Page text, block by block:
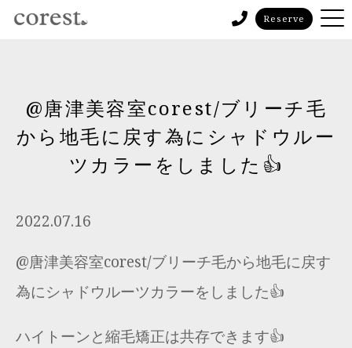
Reserve
@唐津美容室corest/ブリーチ毛
から地毛に戻す為にシャドウルー
ツカラーをしました👍
2022.07.16
@唐津美容室corest/ブリーチ毛から地毛に戻す
為にシャドウルーツカラーをしました👍
ハイトーンと縮毛矯正は共存できます👍